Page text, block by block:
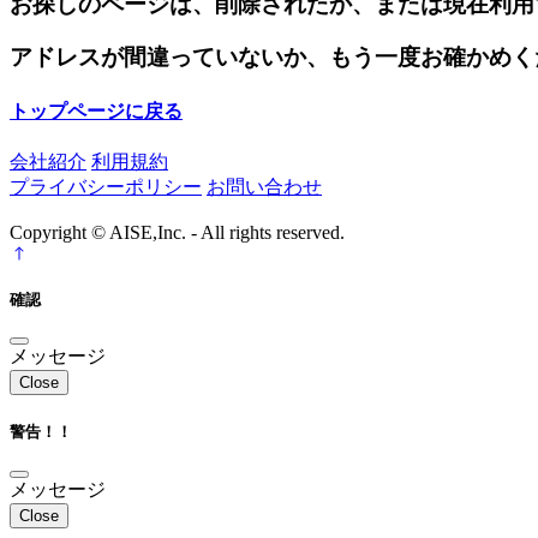
アドレスが間違っていないか、もう一度お確かめ
トップページに戻る
会社紹介 利用規約
プライバシーポリシー お問い合わせ
Copyright © AISE,Inc. - All rights reserved.
確認
メッセージ
Close
警告！！
メッセージ
Close